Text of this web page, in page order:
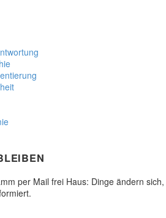
per Mail frei Haus: Dinge ändern